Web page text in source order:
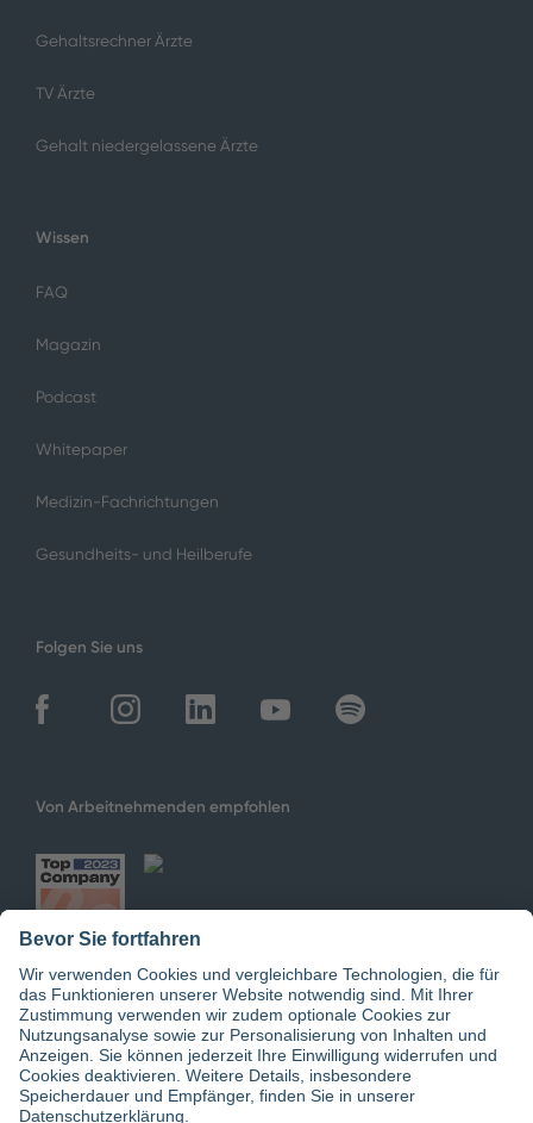
Gehaltsrechner Ärzte
TV Ärzte
Gehalt niedergelassene Ärzte
Wissen
FAQ
Magazin
Podcast
Whitepaper
Medizin-Fachrichtungen
Gesundheits- und Heilberufe
Folgen Sie uns
Von Arbeitnehmenden empfohlen
Jetzt doctari App downloaden